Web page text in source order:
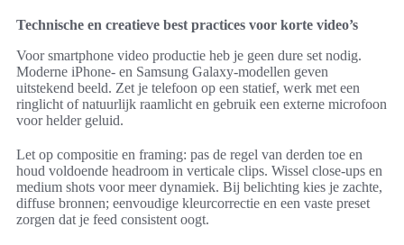
Technische en creatieve best practices voor korte video’s
Voor smartphone video productie heb je geen dure set nodig.
Moderne iPhone- en Samsung Galaxy-modellen geven
uitstekend beeld. Zet je telefoon op een statief, werk met een
ringlicht of natuurlijk raamlicht en gebruik een externe microfoon
voor helder geluid.
Let op compositie en framing: pas de regel van derden toe en
houd voldoende headroom in verticale clips. Wissel close-ups en
medium shots voor meer dynamiek. Bij belichting kies je zachte,
diffuse bronnen; eenvoudige kleurcorrectie en een vaste preset
zorgen dat je feed consistent oogt.